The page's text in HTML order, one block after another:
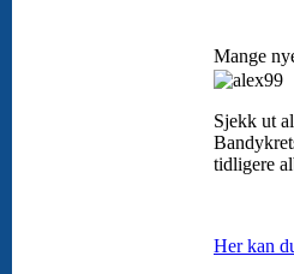
Mange
Sjekk ut
tidligere
Her kan